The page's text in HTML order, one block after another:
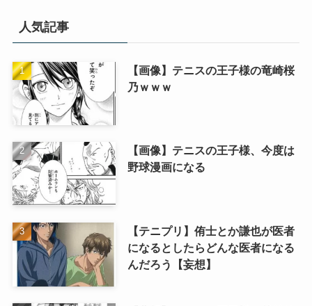
人気記事
【画像】テニスの王子様の竜崎桜
乃ｗｗｗ
【画像】テニスの王子様、今度は
野球漫画になる
【テニプリ】侑士とか謙也が医者
になるとしたらどんな医者になる
んだろう【妄想】